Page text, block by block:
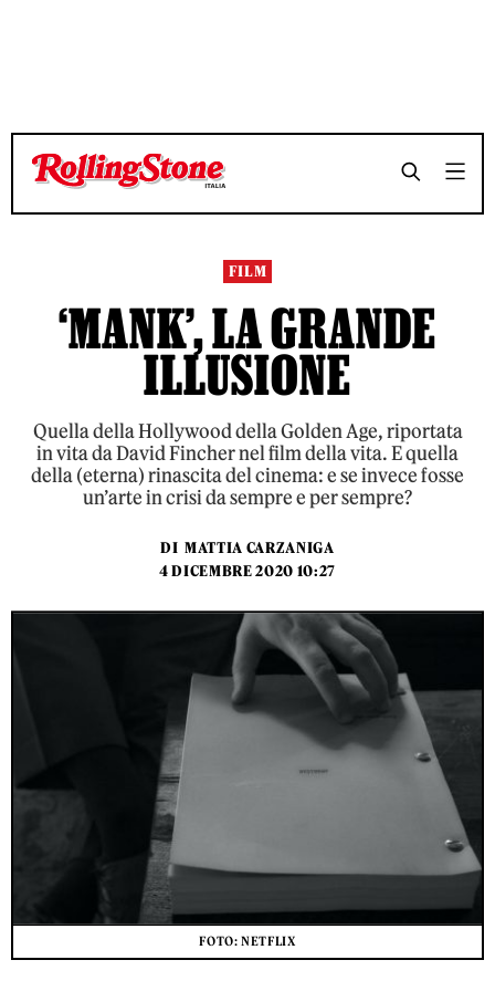
TEMPO DI LETTURA 7 MINUTI SHARE
TEMPO DI LETTURA 7 MINUTI SHARE
FILM
‘MANK’, LA GRANDE
ILLUSIONE
Quella della Hollywood della Golden Age, riportata
in vita da David Fincher nel film della vita. E quella
della (eterna) rinascita del cinema: e se invece fosse
un’arte in crisi da sempre e per sempre?
DI MATTIA CARZANIGA
4 DICEMBRE 2020 10:27
FOTO: NETFLIX